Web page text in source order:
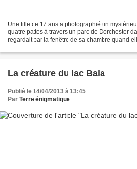
Une fille de 17 ans a photographié un
quatre pattes à travers un parc de Dorchester
regardait par la fenêtre de sa chambre quand
La créature du lac Bala
Publié le 14/04/2013 à 13:45
Par Terre énigmatique